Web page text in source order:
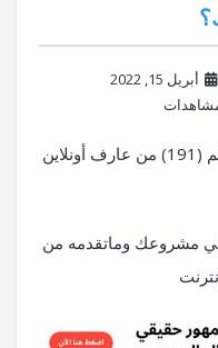
أبريل 15, 2022
اهلا و سهلا بك في ملخص الحلقة رقم (191) من عارف أونلاين
في مشروعك وماتقدمه من